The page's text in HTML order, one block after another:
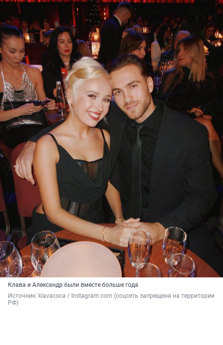
Клава и Александр были вместе больше года
Источник: klavacoca / Instagram.com (соцсеть запрещена на территории
РФ)